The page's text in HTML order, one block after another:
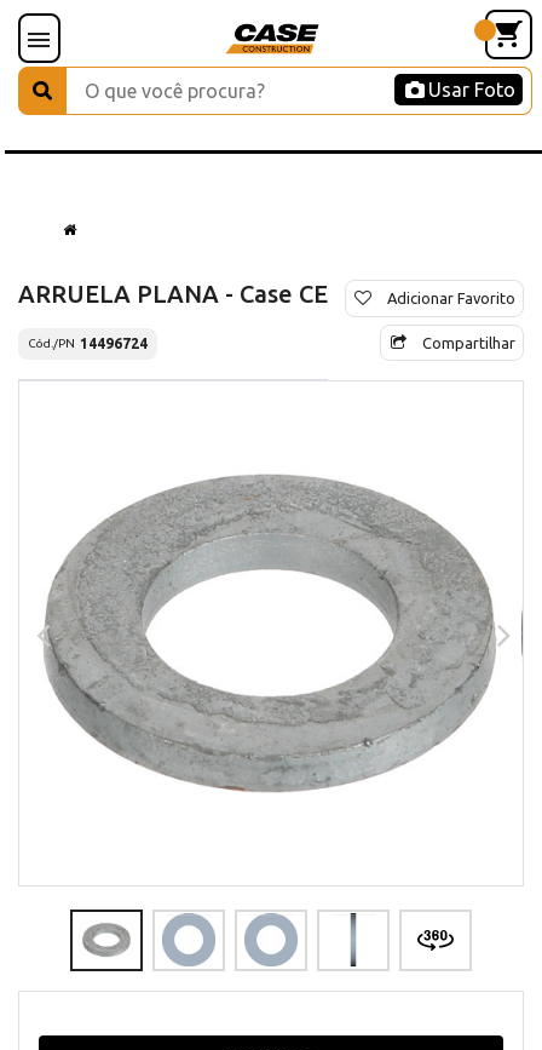
Usar Foto
ARRUELA PLANA - Case CE
Cód./PN 14496724
Adicionar Favorito
Compartilhar